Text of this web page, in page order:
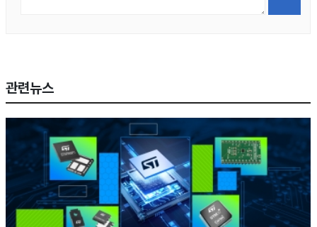
관련뉴스